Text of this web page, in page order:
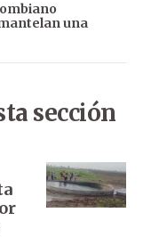
una
sección